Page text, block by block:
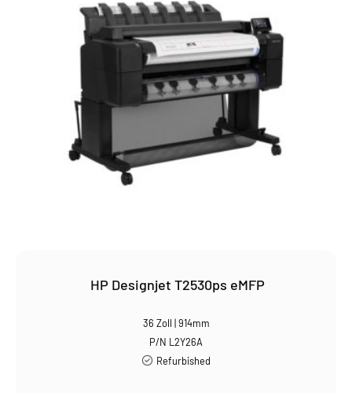
HP Designjet T2530ps eMFP
36 Zoll | 914mm
P/N L2Y26A
Refurbished